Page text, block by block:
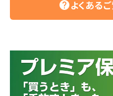
helpよくある